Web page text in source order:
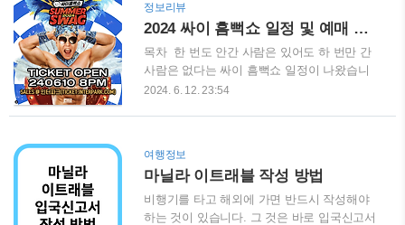
19:15 ~여자 단식 64강전지희 (패)7월 28일
20..
택을 받으시길 바랍니다. 총 모집인원은
10,000명이며 각 지역구 별로 모집 인원이 다
르기 때문에 아래 내용을 참고해서 늦지 않게
신청하시길 바랍니다. 접수 마감일에는 혼잡
하여 접수를 못 할 수도 있으니 미리 준비해서
5월 20일) 다음 5가지 조건에 모두 해당 되어
야 합니다. 거주요건 : 서울시 거주자..
정보리뷰
2024 싸이 흠뻑쇼 일정 및 예매 방법
목차 한 번도 안간 사람은 있어도 하 번만 간
사람은 없다는 싸이 흠뻑쇼 일정이 나왔습니
다. 2024년 싸이 흠뻑쇼 공연은 6월 29일부터
길 바랍니다. 바로 예매를 하실 분들은 아래
링크를 클릭하시면 싸이 흠뻑쇼 예매를 바로
진행 할 수 있습니다. 2024 싸이 흠뻑쇼 예
매 2024 싸이 흠뻑쇼 티켓 가격 여름만 오기
2024. 6. 12. 23:54
여행정보
마닐라 이트래블 작성 방법
비행기를 타고 해외에 가면 반드시 작성해야
하는 것이 있습니다. 그 것은 바로 입국신고서